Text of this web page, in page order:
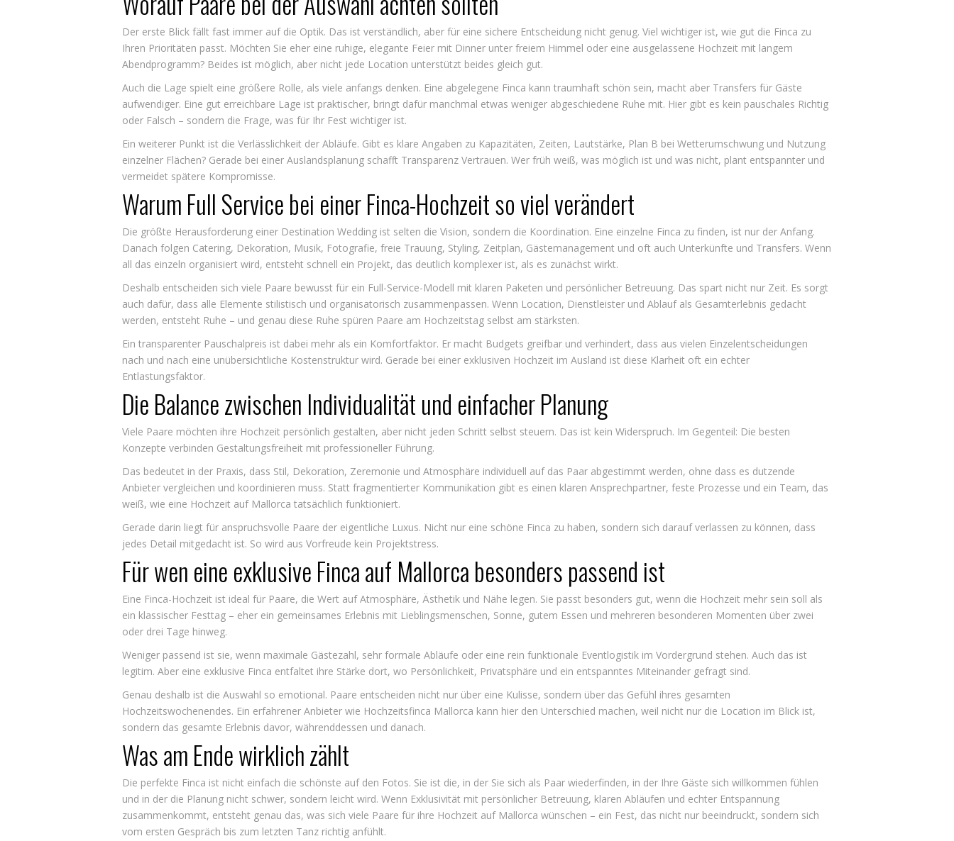
Der erste Blick fällt fast immer auf die Optik. Das ist verständlich, aber für eine sichere Entscheidung nicht genug. Viel wichtiger ist, wie gut die Finca zu
Ihren Prioritäten passt. Möchten Sie eher eine ruhige, elegante Feier mit Dinner unter freiem Himmel oder eine ausgelassene Hochzeit mit langem
Abendprogramm? Beides ist möglich, aber nicht jede Location unterstützt beides gleich gut.
Auch die Lage spielt eine größere Rolle, als viele anfangs denken. Eine abgelegene Finca kann traumhaft schön sein, macht aber Transfers für Gäste
aufwendiger. Eine gut erreichbare Lage ist praktischer, bringt dafür manchmal etwas weniger abgeschiedene Ruhe mit. Hier gibt es kein pauschales Richtig
oder Falsch – sondern die Frage, was für Ihr Fest wichtiger ist.
Ein weiterer Punkt ist die Verlässlichkeit der Abläufe. Gibt es klare Angaben zu Kapazitäten, Zeiten, Lautstärke, Plan B bei Wetterumschwung und Nutzung
einzelner Flächen? Gerade bei einer Auslandsplanung schafft Transparenz Vertrauen. Wer früh weiß, was möglich ist und was nicht, plant entspannter und
vermeidet spätere Kompromisse.
Warum Full Service bei einer Finca-Hochzeit so viel verändert
Die größte Herausforderung einer Destination Wedding ist selten die Vision, sondern die Koordination. Eine einzelne Finca zu finden, ist nur der Anfang.
Danach folgen Catering, Dekoration, Musik, Fotografie, freie Trauung, Styling, Zeitplan, Gästemanagement und oft auch Unterkünfte und Transfers. Wenn
all das einzeln organisiert wird, entsteht schnell ein Projekt, das deutlich komplexer ist, als es zunächst wirkt.
Deshalb entscheiden sich viele Paare bewusst für ein Full-Service-Modell mit klaren Paketen und persönlicher Betreuung. Das spart nicht nur Zeit. Es sorgt
auch dafür, dass alle Elemente stilistisch und organisatorisch zusammenpassen. Wenn Location, Dienstleister und Ablauf als Gesamterlebnis gedacht
werden, entsteht Ruhe – und genau diese Ruhe spüren Paare am Hochzeitstag selbst am stärksten.
Ein transparenter Pauschalpreis ist dabei mehr als ein Komfortfaktor. Er macht Budgets greifbar und verhindert, dass aus vielen Einzelentscheidungen
nach und nach eine unübersichtliche Kostenstruktur wird. Gerade bei einer exklusiven Hochzeit im Ausland ist diese Klarheit oft ein echter
Entlastungsfaktor.
Die Balance zwischen Individualität und einfacher Planung
Viele Paare möchten ihre Hochzeit persönlich gestalten, aber nicht jeden Schritt selbst steuern. Das ist kein Widerspruch. Im Gegenteil: Die besten
Konzepte verbinden Gestaltungsfreiheit mit professioneller Führung.
Das bedeutet in der Praxis, dass Stil, Dekoration, Zeremonie und Atmosphäre individuell auf das Paar abgestimmt werden, ohne dass es dutzende
Anbieter vergleichen und koordinieren muss. Statt fragmentierter Kommunikation gibt es einen klaren Ansprechpartner, feste Prozesse und ein Team, das
weiß, wie eine Hochzeit auf Mallorca tatsächlich funktioniert.
Gerade darin liegt für anspruchsvolle Paare der eigentliche Luxus. Nicht nur eine schöne Finca zu haben, sondern sich darauf verlassen zu können, dass
jedes Detail mitgedacht ist. So wird aus Vorfreude kein Projektstress.
Für wen eine exklusive Finca auf Mallorca besonders passend ist
Eine Finca-Hochzeit ist ideal für Paare, die Wert auf Atmosphäre, Ästhetik und Nähe legen. Sie passt besonders gut, wenn die Hochzeit mehr sein soll als
ein klassischer Festtag – eher ein gemeinsames Erlebnis mit Lieblingsmenschen, Sonne, gutem Essen und mehreren besonderen Momenten über zwei
oder drei Tage hinweg.
Weniger passend ist sie, wenn maximale Gästezahl, sehr formale Abläufe oder eine rein funktionale Eventlogistik im Vordergrund stehen. Auch das ist
legitim. Aber eine exklusive Finca entfaltet ihre Stärke dort, wo Persönlichkeit, Privatsphäre und ein entspanntes Miteinander gefragt sind.
Genau deshalb ist die Auswahl so emotional. Paare entscheiden nicht nur über eine Kulisse, sondern über das Gefühl ihres gesamten
Hochzeitswochenendes. Ein erfahrener Anbieter wie Hochzeitsfinca Mallorca kann hier den Unterschied machen, weil nicht nur die Location im Blick ist,
sondern das gesamte Erlebnis davor, währenddessen und danach.
Was am Ende wirklich zählt
Die perfekte Finca ist nicht einfach die schönste auf den Fotos. Sie ist die, in der Sie sich als Paar wiederfinden, in der Ihre Gäste sich willkommen fühlen
und in der die Planung nicht schwer, sondern leicht wird. Wenn Exklusivität mit persönlicher Betreuung, klaren Abläufen und echter Entspannung
zusammenkommt, entsteht genau das, was sich viele Paare für ihre Hochzeit auf Mallorca wünschen – ein Fest, das nicht nur beeindruckt, sondern sich
vom ersten Gespräch bis zum letzten Tanz richtig anfühlt.